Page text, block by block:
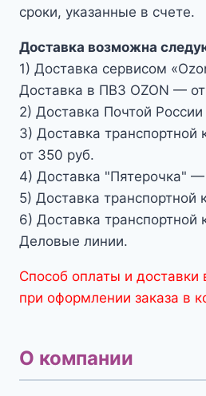
сроки, указанные в счете.
Доставка возможна
1) Доставка сервисом
Доставка в ПВЗ OZON —
2) Доставка Почтой
3) Доставка
от 350 руб.
4) Доставка "Пятерочка"
5) Доставка транспортной
6) Доставка транспортной
Деловые линии.
Способ оплаты и
при оформлении заказа в
О компании